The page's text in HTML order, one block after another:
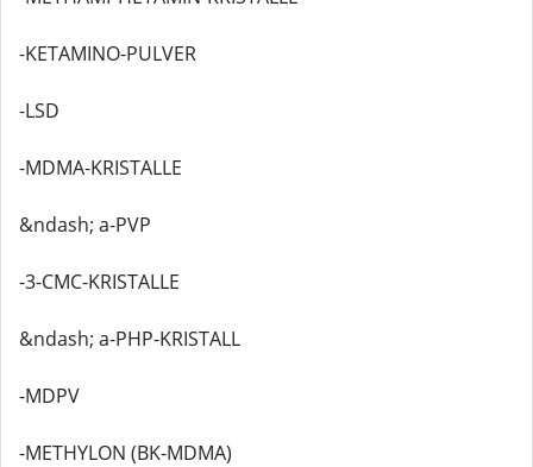
-KETAMINO-PULVER
-LSD
-MDMA-KRISTALLE
&ndash; a-PVP
-3-CMC-KRISTALLE
&ndash; a-PHP-KRISTALL
-MDPV
-METHYLON (BK-MDMA)